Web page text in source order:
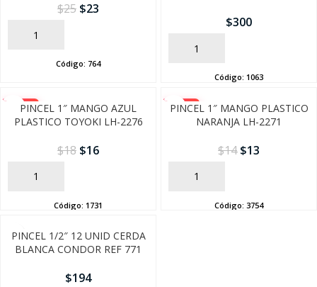
$25 $23
AÑADIR
Código: 764
$300
AÑADIR
Código: 1063
-10%
PINCEL 1″ MANGO AZUL
PLASTICO TOYOKI LH-2276
$18 $16
AÑADIR
Código: 1731
-10%
PINCEL 1″ MANGO PLASTICO
NARANJA LH-2271
$14 $13
AÑADIR
Código: 3754
PINCEL 1/2″ 12 UNID CERDA
BLANCA CONDOR REF 771
$194